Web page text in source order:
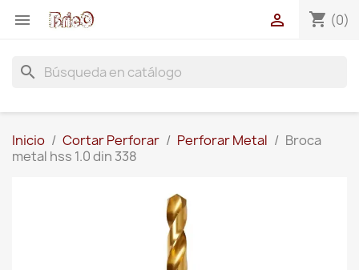
 shopping_cart (0)

search
Inicio Cortar Perforar Perforar Metal
Broca
metal hss 1.0 din 338